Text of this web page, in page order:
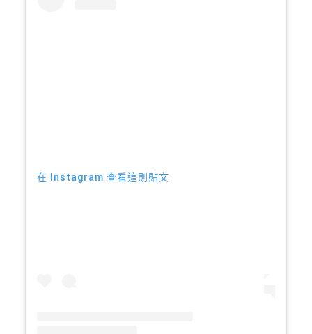
在 Instagram 查看這則貼文